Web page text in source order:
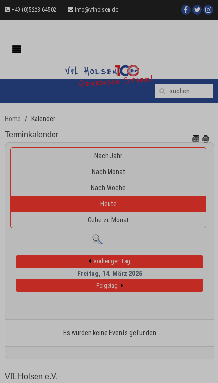
+49 (0)5223 64502 info@vflholsen.de
Home Kalender
Terminkalender
Nach Jahr
Nach Monat
Nach Woche
Heute
Gehe zu Monat
Vorheriger Tag
Freitag, 14. März 2025
Folgetag
Es wurden keine Events gefunden
VfL Holsen e.V.